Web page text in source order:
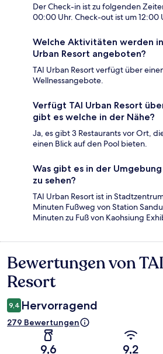
Der Check-in ist zu folgenden
00:00 Uhr. Check-out ist um 12:00
Welche Aktivitäten werden
Urban Resort angeboten?
TAI Urban Resort verfügt über
Wellnessangebote.
Verfügt TAI Urban Resort
gibt es welche in der Nähe?
Ja, es gibt 3 Restaurants vor Ort,
einen Blick auf den Pool bieten.
Was gibt es in der
zu sehen?
TAI Urban Resort ist in
Minuten Fußweg von Station
Minuten zu Fuß von Kaohsiung
Bewertungen
Bewertungen von
Resort
9,4 Hervorragend
279 Bewertungen
9,6 9,2